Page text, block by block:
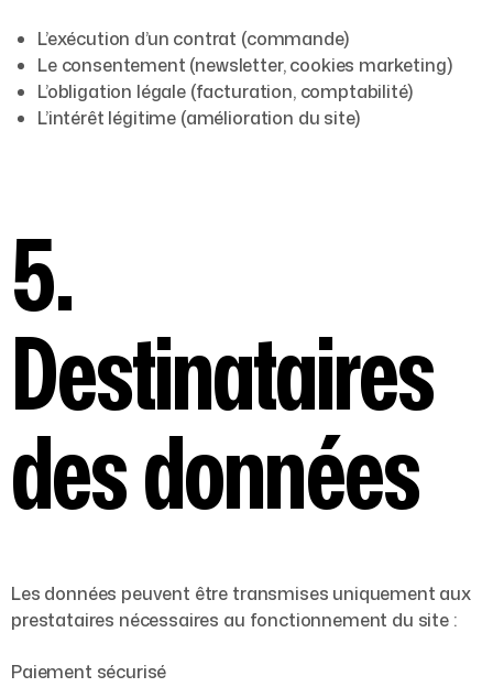
L’exécution d’un contrat (commande)
Le consentement (newsletter, cookies marketing)
L’obligation légale (facturation, comptabilité)
L’intérêt légitime (amélioration du site)
5.
Destinataires
des données
Les données peuvent être transmises uniquement aux
prestataires nécessaires au fonctionnement du site :
Paiement sécurisé